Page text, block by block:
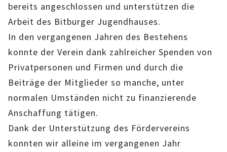
IMAG
ROLLENSPIEL-AG
KURSE
EHRENAMTLICHENARBEIT
FERIENANGEBOTE
bereits angeschlossen und unterstützen die
Arbeit des Bitburger Jugendhauses.
In den vergangenen Jahren des Bestehens
konnte der Verein dank zahlreicher Spenden von
Privatpersonen und Firmen und durch die
Beiträge der Mitglieder so manche, unter
normalen Umständen nicht zu finanzierende
Anschaffung tätigen.
Dank der Unterstützung des Fördervereins
konnten wir alleine im vergangenen Jahr